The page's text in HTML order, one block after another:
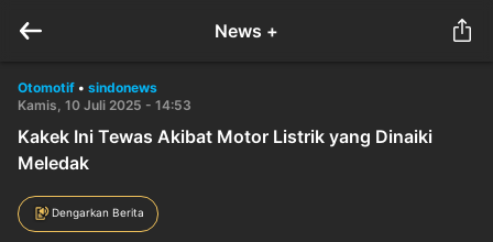
News +
Otomotif • sindonews
Kamis, 10 Juli 2025 - 14:53
Kakek Ini Tewas Akibat Motor Listrik yang Dinaiki
Meledak
Dengarkan Berita